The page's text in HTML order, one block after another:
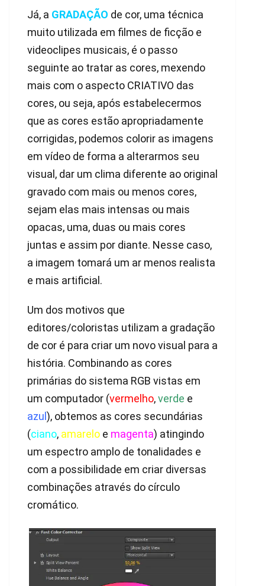
Já, a GRADAÇÃO de cor, uma técnica
muito utilizada em filmes de ficção e
videoclipes musicais, é o passo
seguinte ao tratar as cores, mexendo
mais com o aspecto CRIATIVO das
cores, ou seja, após estabelecermos
que as cores estão apropriadamente
corrigidas, podemos colorir as imagens
em vídeo de forma a alterarmos seu
visual, dar um clima diferente ao original
gravado com mais ou menos cores,
sejam elas mais intensas ou mais
opacas, uma, duas ou mais cores
juntas e assim por diante. Nesse caso,
a imagem tomará um ar menos realista
e mais artificial.
Um dos motivos que
editores/coloristas utilizam a gradação
de cor é para criar um novo visual para a
história. Combinando as cores
primárias do sistema RGB vistas em
um computador (vermelho,verde e
azul ), obtemos as cores secundárias
(ciano, amarelo e magenta) atingindo
um espectro amplo de tonalidades e
com a possibilidade em criar diversas
combinações através do círculo
cromático.